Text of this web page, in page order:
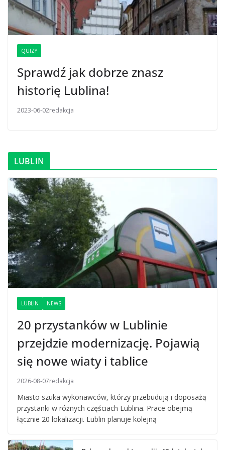
QUIZY
Sprawdź jak dobrze znasz
historię Lublina!
2023-06-02redakcja
LUBLIN
LUBLIN NEWS
20 przystanków w Lublinie
przejdzie modernizację. Pojawią
się nowe wiaty i tablice
2026-08-07redakcja
Miasto szuka wykonawców, którzy przebudują i doposażą
przystanki w różnych częściach Lublina. Prace obejmą
łącznie 20 lokalizacji. Lublin planuje kolejną